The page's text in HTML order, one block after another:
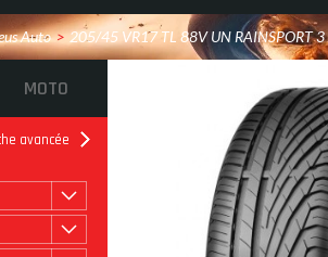
Auto > 205/45 VR17 TL 88V UN RAINSPORT 3
MOTO
avancée
ROULAGE À PLAT